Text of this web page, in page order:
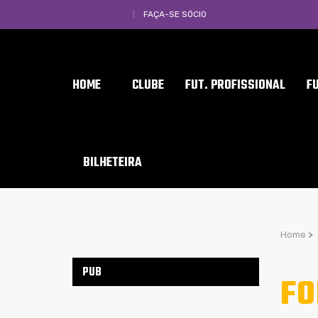
FAÇA-SE SÓCIO
HOME CLUBE FUT. PROFISSIONAL
BILHETEIRA
Home >
PUB